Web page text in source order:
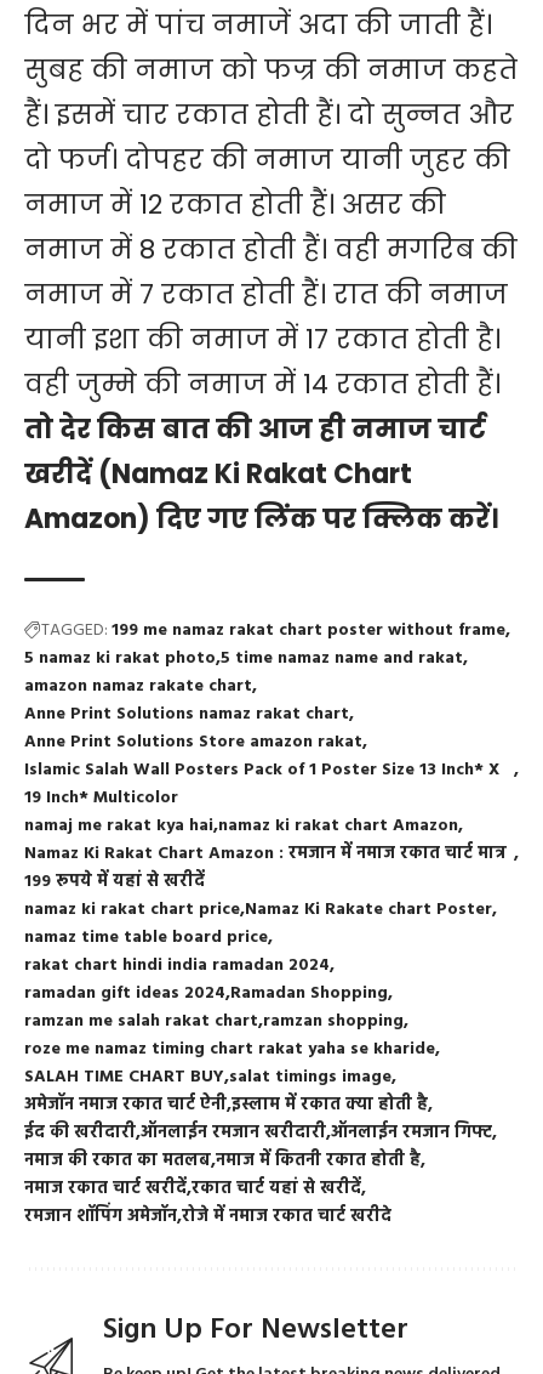
दिन भर में पांच नमाजें अदा की जाती हैं।
सुबह की नमाज को फज्र की नमाज कहते
हैं। इसमें चार रकात होती हैं। दो सुन्नत और
दो फर्ज। दोपहर की नमाज यानी जुहर की
नमाज में 12 रकात होती हैं। असर की
नमाज में 8 रकात होती हैं। वही मगरिब की
नमाज में 7 रकात होती हैं। रात की नमाज
यानी इशा की नमाज में 17 रकात होती है।
वही जुम्मे की नमाज में 14 रकात होती हैं।
तो देर किस बात की आज ही नमाज चार्ट
खरीदें (Namaz Ki Rakat Chart
Amazon) दिए गएलिंकपर क्लिक करें।
TAGGED:199 me namaz rakat chart poster without frame
5 namaz ki rakat photo 5 time namaz name and rakat
amazon namaz rakate chart
Anne Print Solutions namaz rakat chart
Anne Print Solutions Store amazon rakat
Islamic Salah Wall Posters Pack of 1 Poster Size 13 Inch* X
19 Inch* Multicolor
namaj me rakat kya hai namaz ki rakat chart Amazon
Namaz Ki Rakat Chart Amazon : रमजान में नमाज रकात चार्ट मात्र
199 रूपये में यहां से खरीदें
namaz ki rakat chart price Namaz Ki Rakate chart Poster
namaz time table board price
rakat chart hindi india ramadan 2024
ramadan gift ideas 2024 Ramadan Shopping
ramzan me salah rakat chart ramzan shopping
roze me namaz timing chart rakat yaha se kharide
SALAH TIME CHART BUY salat timings image
अमेजॉन नमाज रकात चार्ट ऐनीइस्लाम में रकात क्या होती है
ईद की खरीदारीऑनलाईन रमजान खरीदारीऑनलाईन रमजान गिफ्ट
नमाज की रकात का मतलबनमाज में कितनी रकात होती है
नमाज रकात चार्ट खरीदेंरकात चार्ट यहां से खरीदें
रमजान शॉपिंग अमेजॉनरोजे में नमाज रकात चार्ट खरीदे
Sign Up For Newsletter